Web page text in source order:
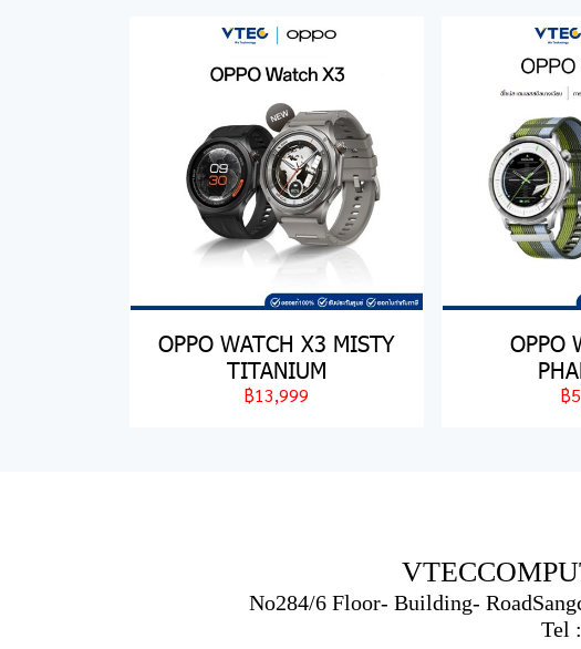
OPPO WATCH X3 MISTY
TITANIUM
฿13,999
OPPO
฿
No284/6 Floor- Building-
Tel